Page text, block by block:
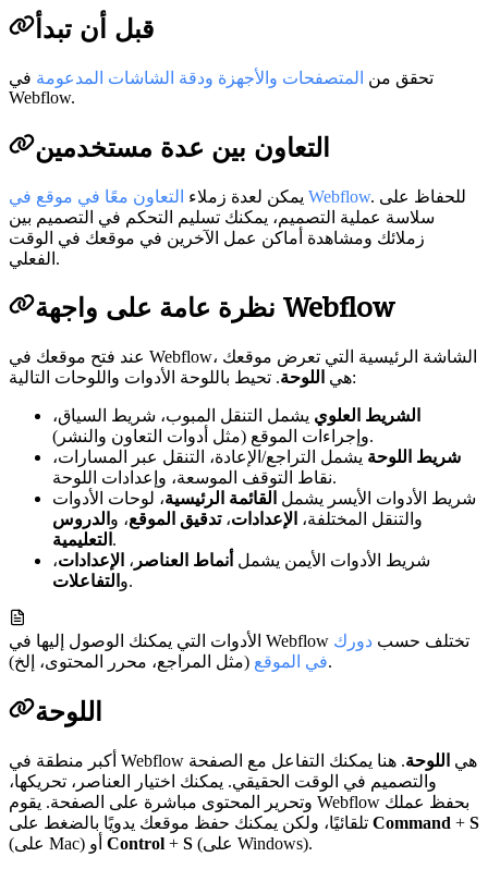
قبل أن تبدأ
تحقق من المتصفحات والأجهزة ودقة الشاشات المدعومة في
Webflow.
التعاون بين عدة مستخدمين
يمكن لعدة زملاء التعاون معًا في موقع في Webflow. للحفاظ على
سلاسة عملية التصميم، يمكنك تسليم التحكم في التصميم بين
زملائك ومشاهدة أماكن عمل الآخرين في موقعك في الوقت
الفعلي.
نظرة عامة على واجهة Webflow
عند فتح موقعك في Webflow، الشاشة الرئيسية التي تعرض موقعك
هي اللوحة . تحيط باللوحة الأدوات واللوحات التالية:
الشريط العلوي يشمل التنقل المبوب، شريط السياق،
وإجراءات الموقع (مثل أدوات التعاون والنشر).
شريط اللوحة يشمل التراجع/الإعادة، التنقل عبر المسارات،
نقاط التوقف الموسعة، وإعدادات اللوحة.
شريط الأدوات الأيسر يشمل القائمة الرئيسية، لوحات الأدوات
والتنقل المختلفة، الإعدادات،تدقيق الموقع، و الدروس
التعليمية .
شريط الأدوات الأيمن يشمل أنماط العناصر ، الإعدادات،
و التفاعلات .
الأدوات التي يمكنك الوصول إليها في Webflow تختلف حسب دورك
في الموقع(مثل المراجع، محرر المحتوى، إلخ).
اللوحة
أكبر منطقة في Webflow هي اللوحة. هنا يمكنك التفاعل مع الصفحة
والتصميم في الوقت الحقيقي. يمكنك اختيار العناصر، تحريكها،
وتحرير المحتوى مباشرة على الصفحة. يقوم Webflow بحفظ عملك
Command + S
Control + S (على Windows).